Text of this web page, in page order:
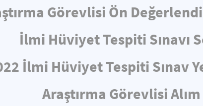
Görevlisi Ön
İlmi Hüviyet Tespiti Sınavı
İlmi Hüviyet Tespiti Sınav
Araştırma Görevlisi Alım